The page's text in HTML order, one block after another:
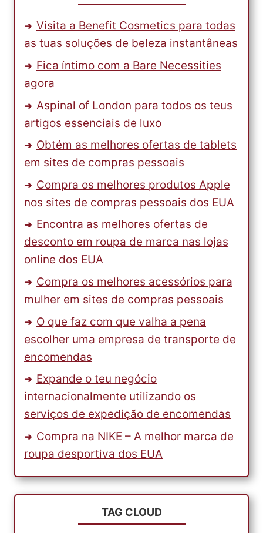
Visita a Benefit Cosmetics para todas
as tuas soluções de beleza instantâneas
Fica íntimo com a Bare Necessities
agora
Aspinal of London para todos os teus
artigos essenciais de luxo
Obtém as melhores ofertas de tablets
em sites de compras pessoais
Compra os melhores produtos Apple
nos sites de compras pessoais dos EUA
Encontra as melhores ofertas de
desconto em roupa de marca nas lojas
online dos EUA
Compra os melhores acessórios para
mulher em sites de compras pessoais
O que faz com que valha a pena
escolher uma empresa de transporte de
encomendas
Expande o teu negócio
internacionalmente utilizando os
serviços de expedição de encomendas
Compra na NIKE – A melhor marca de
roupa desportiva dos EUA
TAG CLOUD